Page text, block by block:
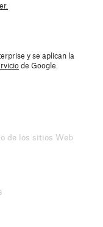
y se aplican la
de Google.
de los sitios Web